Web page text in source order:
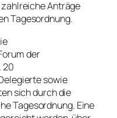
Anträge
Tagesordnung.
der
20
sowie
sich durch die
Tagesordnung. Eine